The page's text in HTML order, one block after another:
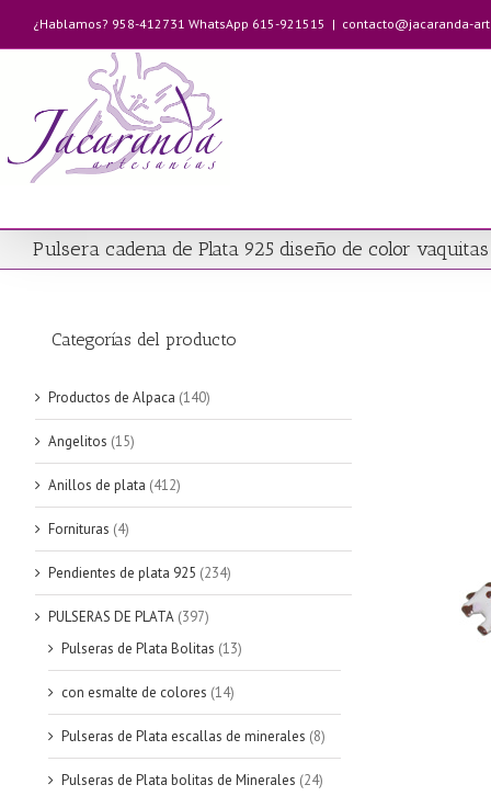
contenido
¿Hablamos? 958-412731 WhatsApp 615-921515 | contacto@jacaranda-
Pulsera cadena de Plata 925 diseño de color vaquitas
Categorías del producto
Productos de Alpaca (140)
Angelitos (15)
Anillos de plata (412)
Fornituras (4)
Pendientes de plata 925 (234)
PULSERAS DE PLATA (397)
Pulseras de Plata Bolitas (13)
con esmalte de colores (14)
Pulseras de Plata escallas de minerales (8)
Pulseras de Plata bolitas de Minerales (24)